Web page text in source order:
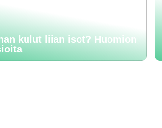
kulut liian isot? Huomion